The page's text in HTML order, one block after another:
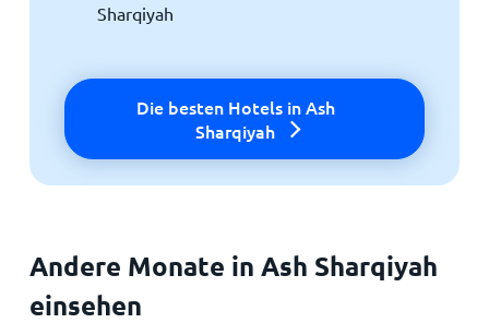
Sharqiyah
Die besten Hotels in Ash
Sharqiyah
Andere Monate in Ash Sharqiyah
einsehen